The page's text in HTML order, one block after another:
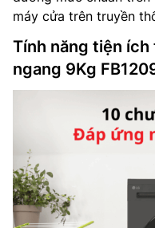
máy cửa trên truyền
Tính năng tiện
ngang 9Kg